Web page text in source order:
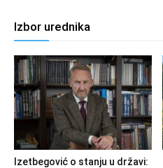
Izbor urednika
Izetbegović o stanju u državi: